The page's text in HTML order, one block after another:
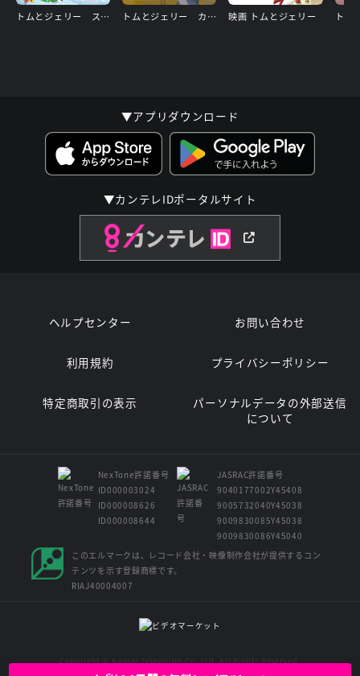
トムとジェリー スノーマウスと雪の魔法 トムとジェリー カウボーイ・アップ! 映画 トムとジェリー
▼アプリダウンロード
▼カンテレIDポータルサイト
ヘルプセンター お問い合わせ
利用規約 プライバシーポリシー
特定商取引の表示
パーソナルデータの外部送信
について
NexTone許諾番号
ID000003024
ID000008626
ID000008644
JASRAC許諾番号
9040177002Y45408
9005732040Y45038
9009830085Y45038
9009830086Y45040
このエルマークは、レコード会社・映像制作会社が提供するコン
テンツを示す登録商標です。
RIAJ40004007